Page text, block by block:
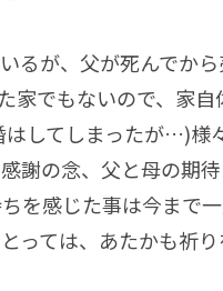
るが、父が死んでか
家でもないので、家
してしまったが…)様
謝の念、父と母の期
を感じた事は今まで
っては、あたかも祈